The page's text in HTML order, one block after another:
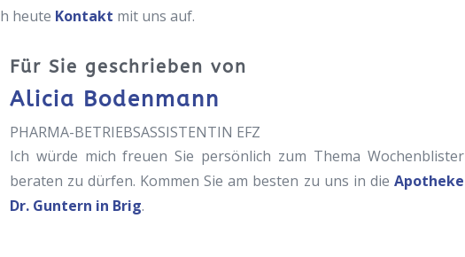
heute Kontakt mit uns auf.
Für Sie geschrieben von
Alicia Bodenmann
PHARMA-BETRIEBSASSISTENTIN EFZ
Ich würde mich freuen Sie persönlich zum Thema Wochenblister
beraten zu dürfen. Kommen Sie am besten zu uns in die Apotheke
Dr. Guntern in Brig.